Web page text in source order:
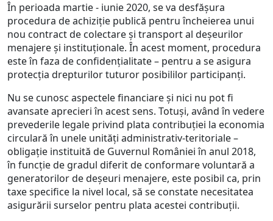
În perioada martie - iunie 2020, se va desfășura
procedura de achiziție publică pentru încheierea unui
nou contract de colectare și transport al deșeurilor
menajere și instituționale. În acest moment, procedura
este în faza de confidențialitate – pentru a se asigura
protecția drepturilor tuturor posibililor participanți.
Nu se cunosc aspectele financiare și nici nu pot fi
avansate aprecieri în acest sens. Totuși, având în vedere
prevederile legale privind plata contribuției la economia
circulară în unele unități administrativ-teritoriale –
obligație instituită de Guvernul României în anul 2018,
în funcție de gradul diferit de conformare voluntară a
generatorilor de deșeuri menajere, este posibil ca, prin
taxe specifice la nivel local, să se constate necesitatea
asigurării surselor pentru plata acestei contribuții.